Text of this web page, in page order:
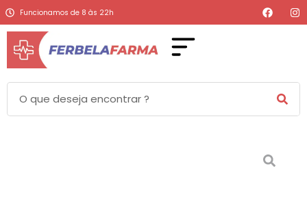
Funcionamos de 8 às 22h